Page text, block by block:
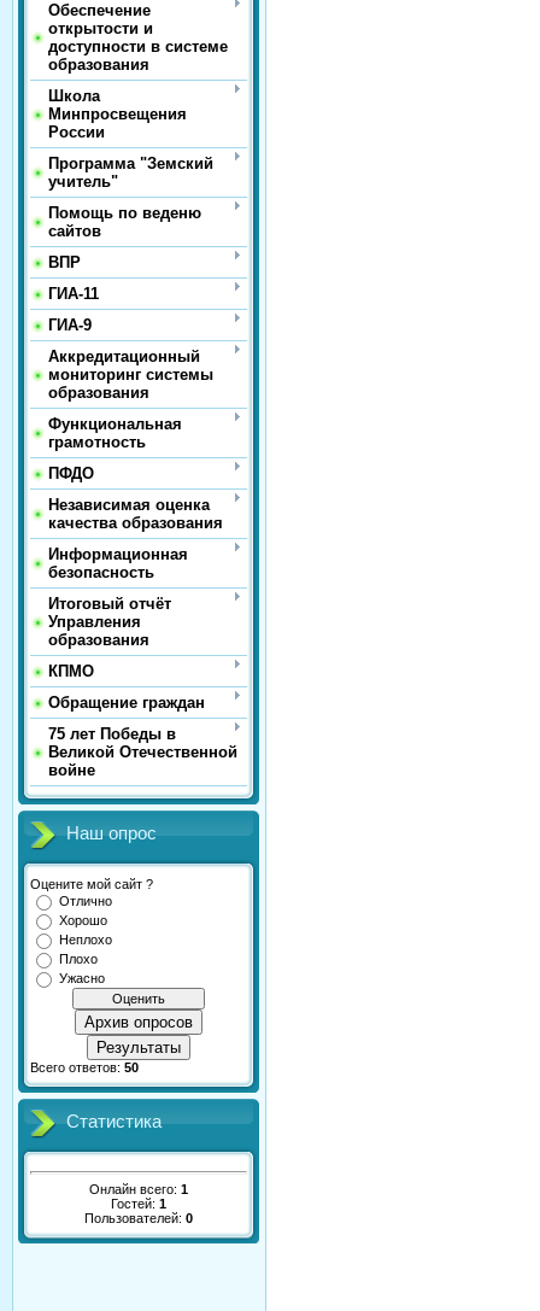
Обеспечение
открытости и
доступности в системе
образования
Школа
Минпросвещения
России
Программа "Земский
учитель"
Помощь по веденю
сайтов
ВПР
ГИА-11
ГИА-9
Аккредитационный
мониторинг системы
образования
Функциональная
грамотность
ПФДО
Независимая оценка
качества образования
Информационная
безопасность
Итоговый отчёт
Управления
образования
КПМО
Обращение граждан
75 лет Победы в
Великой Отечественной
войне
Наш опрос
Оцените мой сайт ?
Отлично
Хорошо
Неплохо
Плохо
Ужасно
Архив опросов
Результаты
Всего ответов: 50
Статистика
Онлайн всего: 1
Гостей: 1
Пользователей: 0